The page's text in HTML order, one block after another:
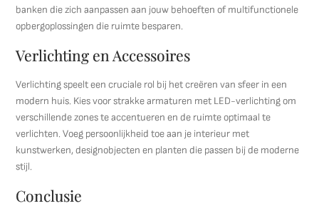
banken die zich aanpassen aan jouw behoeften of multifunctionele
opbergoplossingen die ruimte besparen.
Verlichting en Accessoires
Verlichting speelt een cruciale rol bij het creëren van sfeer in een
modern huis. Kies voor strakke armaturen met LED-verlichting om
verschillende zones te accentueren en de ruimte optimaal te
verlichten. Voeg persoonlijkheid toe aan je interieur met
kunstwerken, designobjecten en planten die passen bij de moderne
stijl.
Conclusie